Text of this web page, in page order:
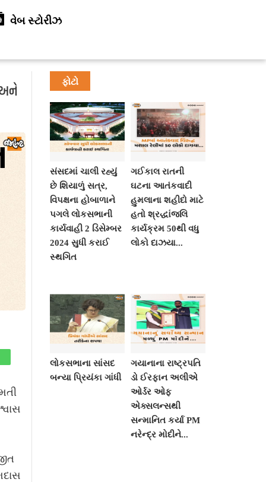
વેબ સ્ટોરીઝ
અને ફોટો
સંસદમાં ચાલી રહ્યું
છે શિયાળું સત્ર,
વિપક્ષના હોબાળાને
પગલે લોકસભાની
કાર્યવાહી 2 ડિસેમ્બર
2024 સુધી કરાઈ
સ્થગિત
ગઈકાલ રાતની
ઘટના આતંકવાદી
હુમલાના શહીદો માટે
હતો શ્રદ્ધાંજલિ
કાર્યક્રમ 50થી વધુ
લોકો દાઝયા...
લોકસભાના સાંસદ
બન્યા પ્રિયંકા ગાંધી
ગયાનાના રાષ્ટ્રપતિ
ડો ઈરફાન અલીએ
ઓર્ડર ઓફ
એક્સલન્સથી
સન્માનિત કર્યા PM
નરેન્દ્ર મોદીને...